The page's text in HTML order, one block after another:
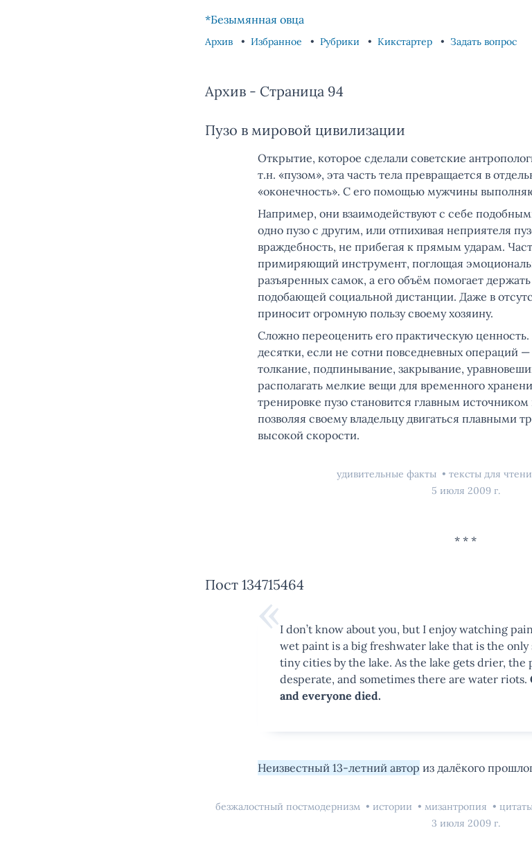
*Безымянная овца
Архив Избранное Рубрики Кикстартер Задать вопрос
Архив - Страница 94
Пузо в мировой цивилизации
Открытие, которое сделали советские
т.н. «пузом», эта часть тела превращается в
«оконечность». С его помощью мужчины
Например, они взаимодействуют с себе
одно пузо с другим, или отпихивая неприятеля
враждебность, не прибегая к прямым ударам.
примиряющий инструмент, поглощая
разъяренных самок, а его объём помогает
подобающей социальной дистанции. Даже в
приносит огромную пользу своему хозяину.
Сложно переоценить его практическую
десятки, если не сотни повседневных операций
толкание, подпинывание, закрывание,
располагать мелкие вещи для временного
тренировке пузо становится главным
позволяя своему владельцу двигаться плавными
высокой скорости.
удивительные факты тексты для
5 июля 2009 г.
Пост 134715464
I don’t know about you, but I enjoy watching
wet paint is a big freshwater lake that is the
tiny cities by the lake. As the lake gets drier, the
desperate, and sometimes there are water riots.
and everyone died.
Неизвестный 13-летний автор из далёкого
безжалостный постмодернизм истории мизантропия
3 июля 2009 г.